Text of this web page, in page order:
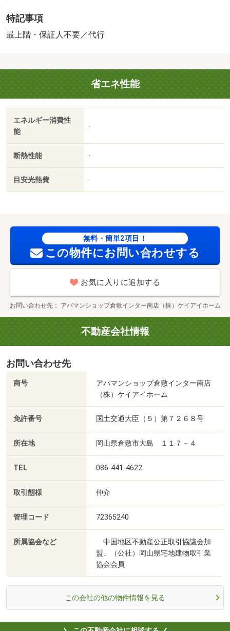
数料：１６５００円（税込）、保証委託料：必要 保証会
社：プラザ賃貸保証／バストイレ別／エアコン／ＴＶイン
キー／２駅利用可／礼金１ヶ月／保証会社利用可／マック
スバリュイオンタウン水島店（スーパー）まで６４４ｍ／
水島中央病院（病院）まで７７７ｍ／水島警察署（警察
署・交番）まで１３３０ｍ／倉敷市水島支所（その他）ま
で１３９８ｍ／ホームセンターコーナン連島店（その他）
まで１７８６ｍ／ザ・ビッグ連島店（スーパー）まで１９
特記事項
最上階・保証人不要／代行
省エネ性能
エネルギー消費性
能
-
断熱性能 -
目安光熱費 -
無料・簡単2項目！
この物件にお問い合わせする
お気に入りに追加する
お問い合わせ先 アパマンショップ倉敷インター南店（株）ケイアイホーム
不動産会社情報
お問い合わせ先
商号
アパマンショップ倉敷インター南店
（株）ケイアイホーム
免許番号 国土交通大臣（５）第７２６８号
所在地 岡山県倉敷市大島 １１７－４
TEL 086-441-4622
取引態様 仲介
管理コード 72365240
所属協会など
中国地区不動産公正取引協議会加
盟、（公社）岡山県宅地建物取引業
協会会員
この会社の他の物件情報を見る